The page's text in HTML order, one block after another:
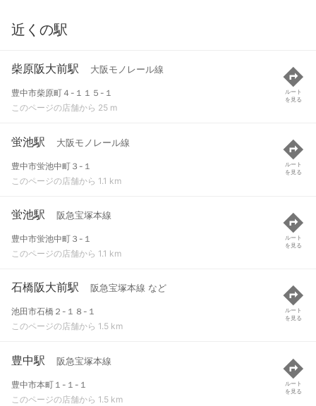
近くの駅
柴原阪大前駅 大阪モノレール線
豊中市柴原町４-１１５-１
このページの店舗から 25 m
ルート
を見る
蛍池駅 大阪モノレール線
豊中市蛍池中町３-１
このページの店舗から 1.1 km
ルート
を見る
蛍池駅 阪急宝塚本線
豊中市蛍池中町３-１
このページの店舗から 1.1 km
ルート
を見る
石橋阪大前駅 阪急宝塚本線 など
池田市石橋２-１８-１
このページの店舗から 1.5 km
ルート
を見る
豊中駅 阪急宝塚本線
豊中市本町１-１-１
このページの店舗から 1.5 km
ルート
を見る